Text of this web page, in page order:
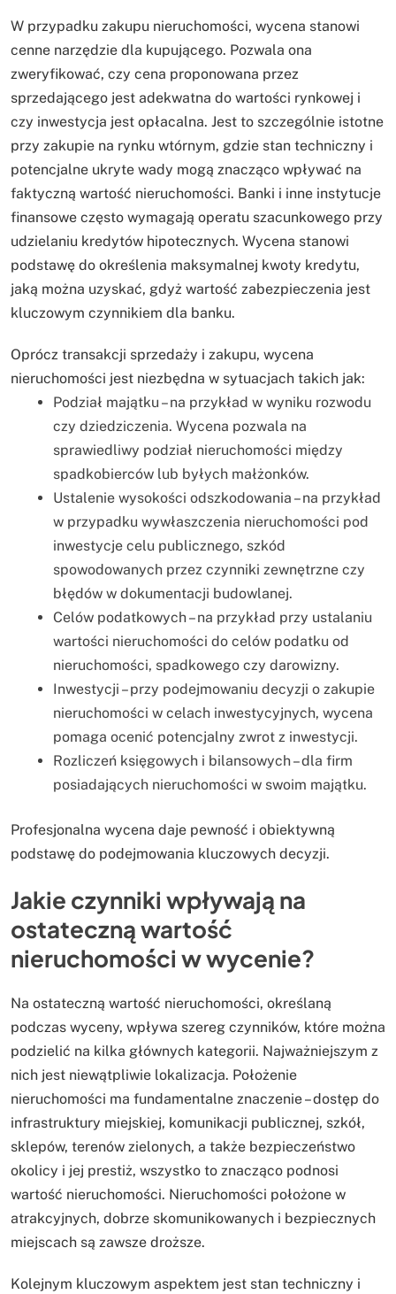
W przypadku zakupu nieruchomości, wycena stanowi
cenne narzędzie dla kupującego. Pozwala ona
zweryfikować, czy cena proponowana przez
sprzedającego jest adekwatna do wartości rynkowej i
czy inwestycja jest opłacalna. Jest to szczególnie istotne
przy zakupie na rynku wtórnym, gdzie stan techniczny i
potencjalne ukryte wady mogą znacząco wpływać na
faktyczną wartość nieruchomości. Banki i inne instytucje
finansowe często wymagają operatu szacunkowego przy
udzielaniu kredytów hipotecznych. Wycena stanowi
podstawę do określenia maksymalnej kwoty kredytu,
jaką można uzyskać, gdyż wartość zabezpieczenia jest
kluczowym czynnikiem dla banku.
Oprócz transakcji sprzedaży i zakupu, wycena
nieruchomości jest niezbędna w sytuacjach takich jak:
Podział majątku – na przykład w wyniku rozwodu
czy dziedziczenia. Wycena pozwala na
sprawiedliwy podział nieruchomości między
spadkobierców lub byłych małżonków.
Ustalenie wysokości odszkodowania – na przykład
w przypadku wywłaszczenia nieruchomości pod
inwestycje celu publicznego, szkód
spowodowanych przez czynniki zewnętrzne czy
błędów w dokumentacji budowlanej.
Celów podatkowych – na przykład przy ustalaniu
wartości nieruchomości do celów podatku od
nieruchomości, spadkowego czy darowizny.
Inwestycji – przy podejmowaniu decyzji o zakupie
nieruchomości w celach inwestycyjnych, wycena
pomaga ocenić potencjalny zwrot z inwestycji.
Rozliczeń księgowych i bilansowych – dla firm
posiadających nieruchomości w swoim majątku.
Profesjonalna wycena daje pewność i obiektywną
podstawę do podejmowania kluczowych decyzji.
Jakie czynniki wpływają na
ostateczną wartość
nieruchomości w wycenie?
Na ostateczną wartość nieruchomości, określaną
podczas wyceny, wpływa szereg czynników, które można
podzielić na kilka głównych kategorii. Najważniejszym z
nich jest niewątpliwie lokalizacja. Położenie
nieruchomości ma fundamentalne znaczenie – dostęp do
infrastruktury miejskiej, komunikacji publicznej, szkół,
sklepów, terenów zielonych, a także bezpieczeństwo
okolicy i jej prestiż, wszystko to znacząco podnosi
wartość nieruchomości. Nieruchomości położone w
atrakcyjnych, dobrze skomunikowanych i bezpiecznych
miejscach są zawsze droższe.
Kolejnym kluczowym aspektem jest stan techniczny i